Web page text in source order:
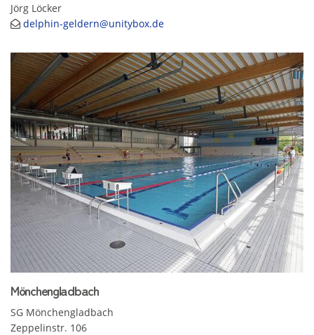
Jörg Löcker
delphin-geldern@unitybox.de
Mönchengladbach
SG Mönchengladbach
Zeppelinstr. 106